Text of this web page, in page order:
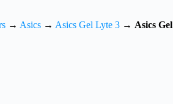
→ Asics → Asics Gel Lyte 3 → Asics